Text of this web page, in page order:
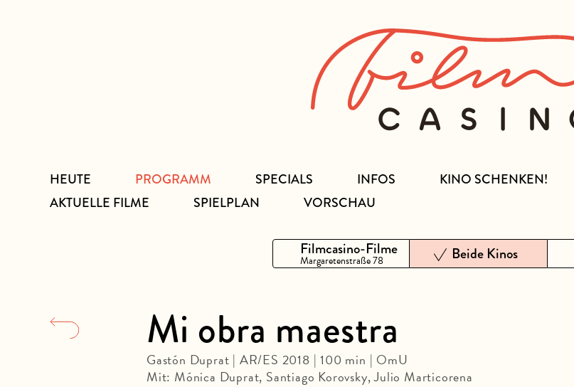
HEUTE
PROGRAMM
AKTUELLE FILME
SPIELPLAN VORSCHAU
SPECIALS INFOS KINO SCHENKEN!
Filmcasino-Filme
Margaretenstraße 78 Beide Kinos
Mi obra maestra
Gastón Duprat | AR/ES 2018 | 100 min | OmU
Mit: Mónica Duprat, Santiago Korovsky, Julio Marticorena